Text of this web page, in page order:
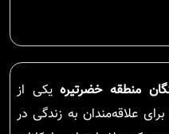
منطقه خضرتیرهیکی از
علاقه‌مندان به زندگی در